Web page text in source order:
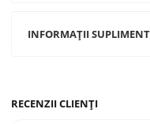
INFORMAȚII
RECENZII CLIENȚI